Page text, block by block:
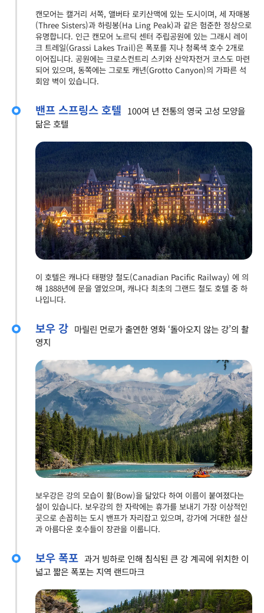
캔모어는 캘거리 서쪽, 앨버타 로키산맥에 있는 도시이며, 세 자매봉
(Three Sisters)과 하링봉(Ha Ling Peak)과 같은 험준한 정상으로
유명합니다. 인근 캔모어 노르딕 센터 주립공원에 있는 그래시 레이
크 트레일(Grassi Lakes Trail)은 폭포를 지나 청록색 호수 2개로
이어집니다. 공원에는 크로스컨트리 스키와 산악자전거 코스도 마련
되어 있으며, 동쪽에는 그로토 캐년(Grotto Canyon)의 가파른 석
회암 벽이 있습니다.
밴프 스프링스 호텔 100여 년 전통의 영국 고성 모양을
닮은 호텔
이 호텔은 캐나다 태평양 철도(Canadian Pacific Railway) 에 의
해 1888년에 문을 열었으며, 캐나다 최초의 그랜드 철도 호텔 중 하
나입니다.
보우 강 마릴린 먼로가 출연한 영화 ‘돌아오지 않는 강’의 촬
영지
보우강은 강의 모습이 활(Bow)을 닮았다 하여 이름이 붙여졌다는
설이 있습니다. 보우강의 한 자락에는 휴가를 보내기 가장 이상적인
곳으로 손꼽히는 도시 밴프가 자리잡고 있으며, 강가에 거대한 설산
과 아름다운 호수들이 장관을 이룹니다.
보우 폭포 과거 빙하로 인해 침식된 큰 강 계곡에 위치한 이
넓고 짧은 폭포는 지역 랜드마크